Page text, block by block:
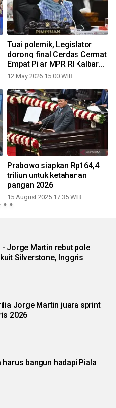
Tuai polemik, Legislator
dorong final Cerdas Cermat
Empat Pilar MPR RI Kalbar
diulang
12 May 2026 15:00 WIB
Prabowo siapkan Rp164,4
triliun untuk ketahanan
pangan 2026
15 August 2025 17:35 WIB
- Jorge Martin rebut pole
di Sirkuit Silverstone, Inggris
Jorge Martin juara sprint
2026
harus bangun hadapi Piala